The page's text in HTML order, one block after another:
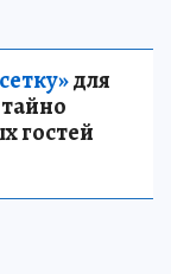
для
гостей